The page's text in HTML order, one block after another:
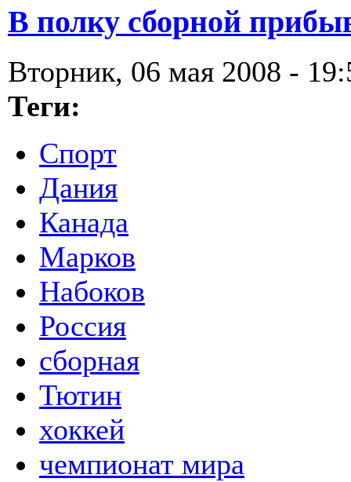
В полку сборной
Вторник, 06 мая 2008 -
Теги:
Спорт
Дания
Канада
Марков
Набоков
Россия
сборная
Тютин
хоккей
чемпионат мира